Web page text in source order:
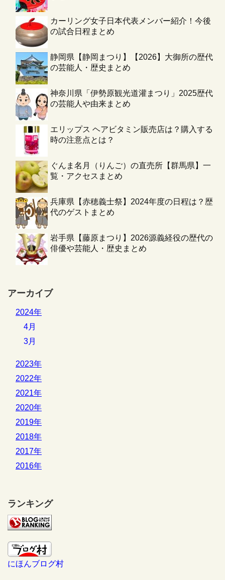
カーリング女子日本代表メンバー紹介！今後
の試合日程まとめ
静岡県【静岡まつり】【2026】大御所の歴代
の芸能人・歴史まとめ
神奈川県「伊勢原観光道灌まつり」2025歴代
の芸能人や由来まとめ
エリップス ヘアビタミン販売店は？購入する
時の注意点とは？
ぐんま名月（りんご）の直売所【群馬県】一
覧・アクセスまとめ
兵庫県【赤穂義士祭】2024年度の日程は？歴
代のゲストまとめ
岩手県【藤原まつり】2026源義経役の歴代の
俳優や芸能人・歴史まとめ
アーカイブ
2024年
4月
3月
2023年
2022年
2021年
2020年
2019年
2018年
2017年
2016年
ランキング
にほんブログ村